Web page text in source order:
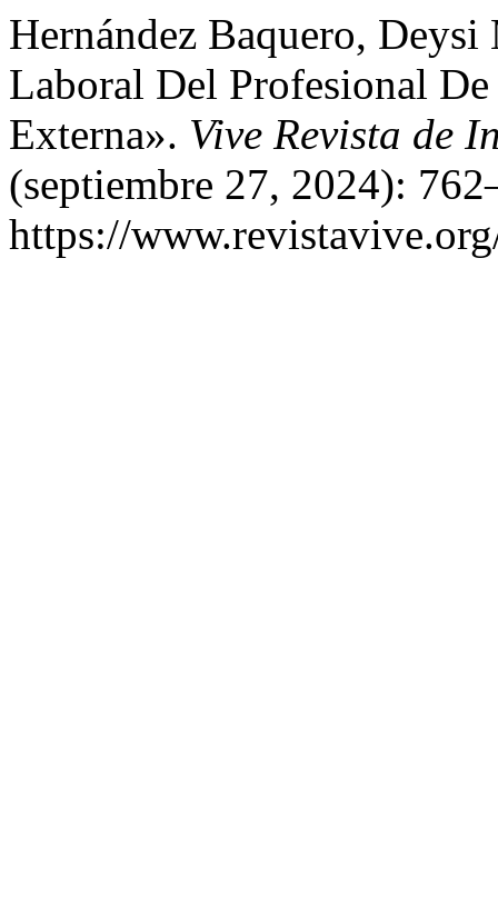
Hernández Baquero,
Laboral Del Profesional
Externa». Vive Revista de
(septiembre 27, 2024):
https://